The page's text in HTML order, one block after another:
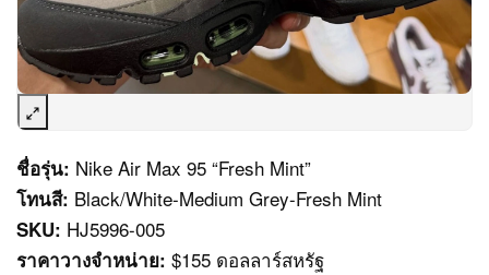
ชื่อรุ่น: Nike Air Max 95 “Fresh Mint”
โทนสี: Black/White-Medium Grey-Fresh Mint
SKU: HJ5996-005
ราคาวางจำหน่าย: $155 ดอลลาร์สหรัฐ